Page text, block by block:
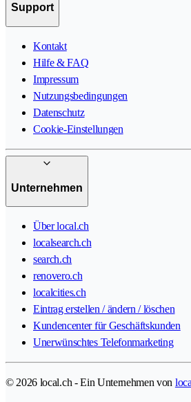
Support
Kontakt
Hilfe & FAQ
Impressum
Nutzungsbedingungen
Datenschutz
Cookie-Einstellungen
Unternehmen
Über local.ch
localsearch.ch
search.ch
renovero.ch
localcities.ch
Eintrag erstellen / ändern / löschen
Kundencenter für Geschäftskunden
Unerwünschtes Telefonmarketing
© 2026 local.ch - Ein Unternehmen von